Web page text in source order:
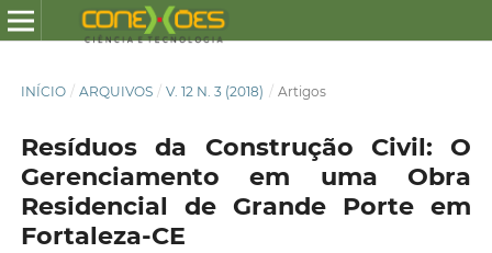
INÍCIO / ARQUIVOS / V. 12 N. 3 (2018) / Artigos
Resíduos da Construção Civil: O
Gerenciamento em uma Obra
Residencial de Grande Porte em
Fortaleza-CE